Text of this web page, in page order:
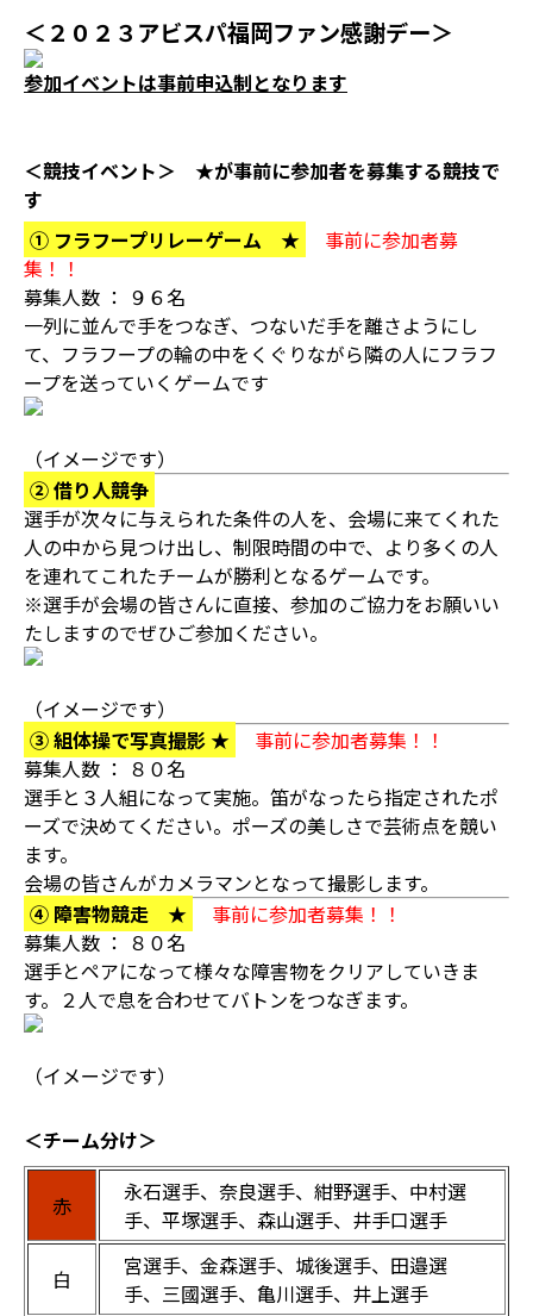
＜２０２３アビスパ福岡ファン感謝デー＞
参加イベントは事前申込制となります
＜競技イベント＞ ★が事前に参加者を募集する競技で
す
① フラフープリレーゲーム ★
事前に参加者募
集！！
募集人数 ： ９６名
一列に並んで手をつなぎ、つないだ手を離さようにし
て、フラフープの輪の中をくぐりながら隣の人にフラフ
ープを送っていくゲームです
（イメージです）
② 借り人競争
選手が次々に与えられた条件の人を、会場に来てくれた
人の中から見つけ出し、制限時間の中で、より多くの人
を連れてこれたチームが勝利となるゲームです。
※選手が会場の皆さんに直接、参加のご協力をお願いい
たしますのでぜひご参加ください。
（イメージです）
③ 組体操で写真撮影 ★
事前に参加者募集！！
募集人数 ： ８０名
選手と３人組になって実施。笛がなったら指定されたポ
ーズで決めてください。ポーズの美しさで芸術点を競い
ます。
会場の皆さんがカメラマンとなって撮影します。
④ 障害物競走 ★
事前に参加者募集！！
募集人数 ： ８０名
選手とペアになって様々な障害物をクリアしていきま
す。２人で息を合わせてバトンをつなぎます。
（イメージです）
＜チーム分け＞
赤
永石選手、奈良選手、紺野選手、中村選
手、平塚選手、森山選手、井手口選手
白
宮選手、金森選手、城後選手、田邉選
手、三國選手、亀川選手、井上選手